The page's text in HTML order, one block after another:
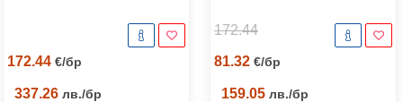
172.44 €/бр
337.26 лв./бр
172.44
81.32 €/бр
159.05 лв./бр